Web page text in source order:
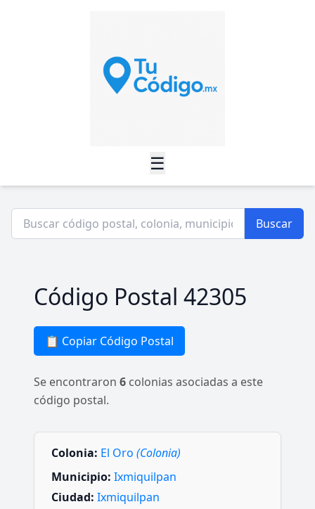
☰
Buscar
Código Postal 42305
📋 Copiar Código Postal
Se encontraron 6 colonias asociadas a este
código postal.
Colonia: El Oro (Colonia)
Municipio: Ixmiquilpan
Ciudad: Ixmiquilpan